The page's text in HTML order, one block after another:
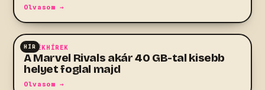
Olvasom →
HÍR
JÁTÉKHÍREK
A Marvel Rivals akár 40 GB-tal kisebb
helyet foglal majd
Olvasom →